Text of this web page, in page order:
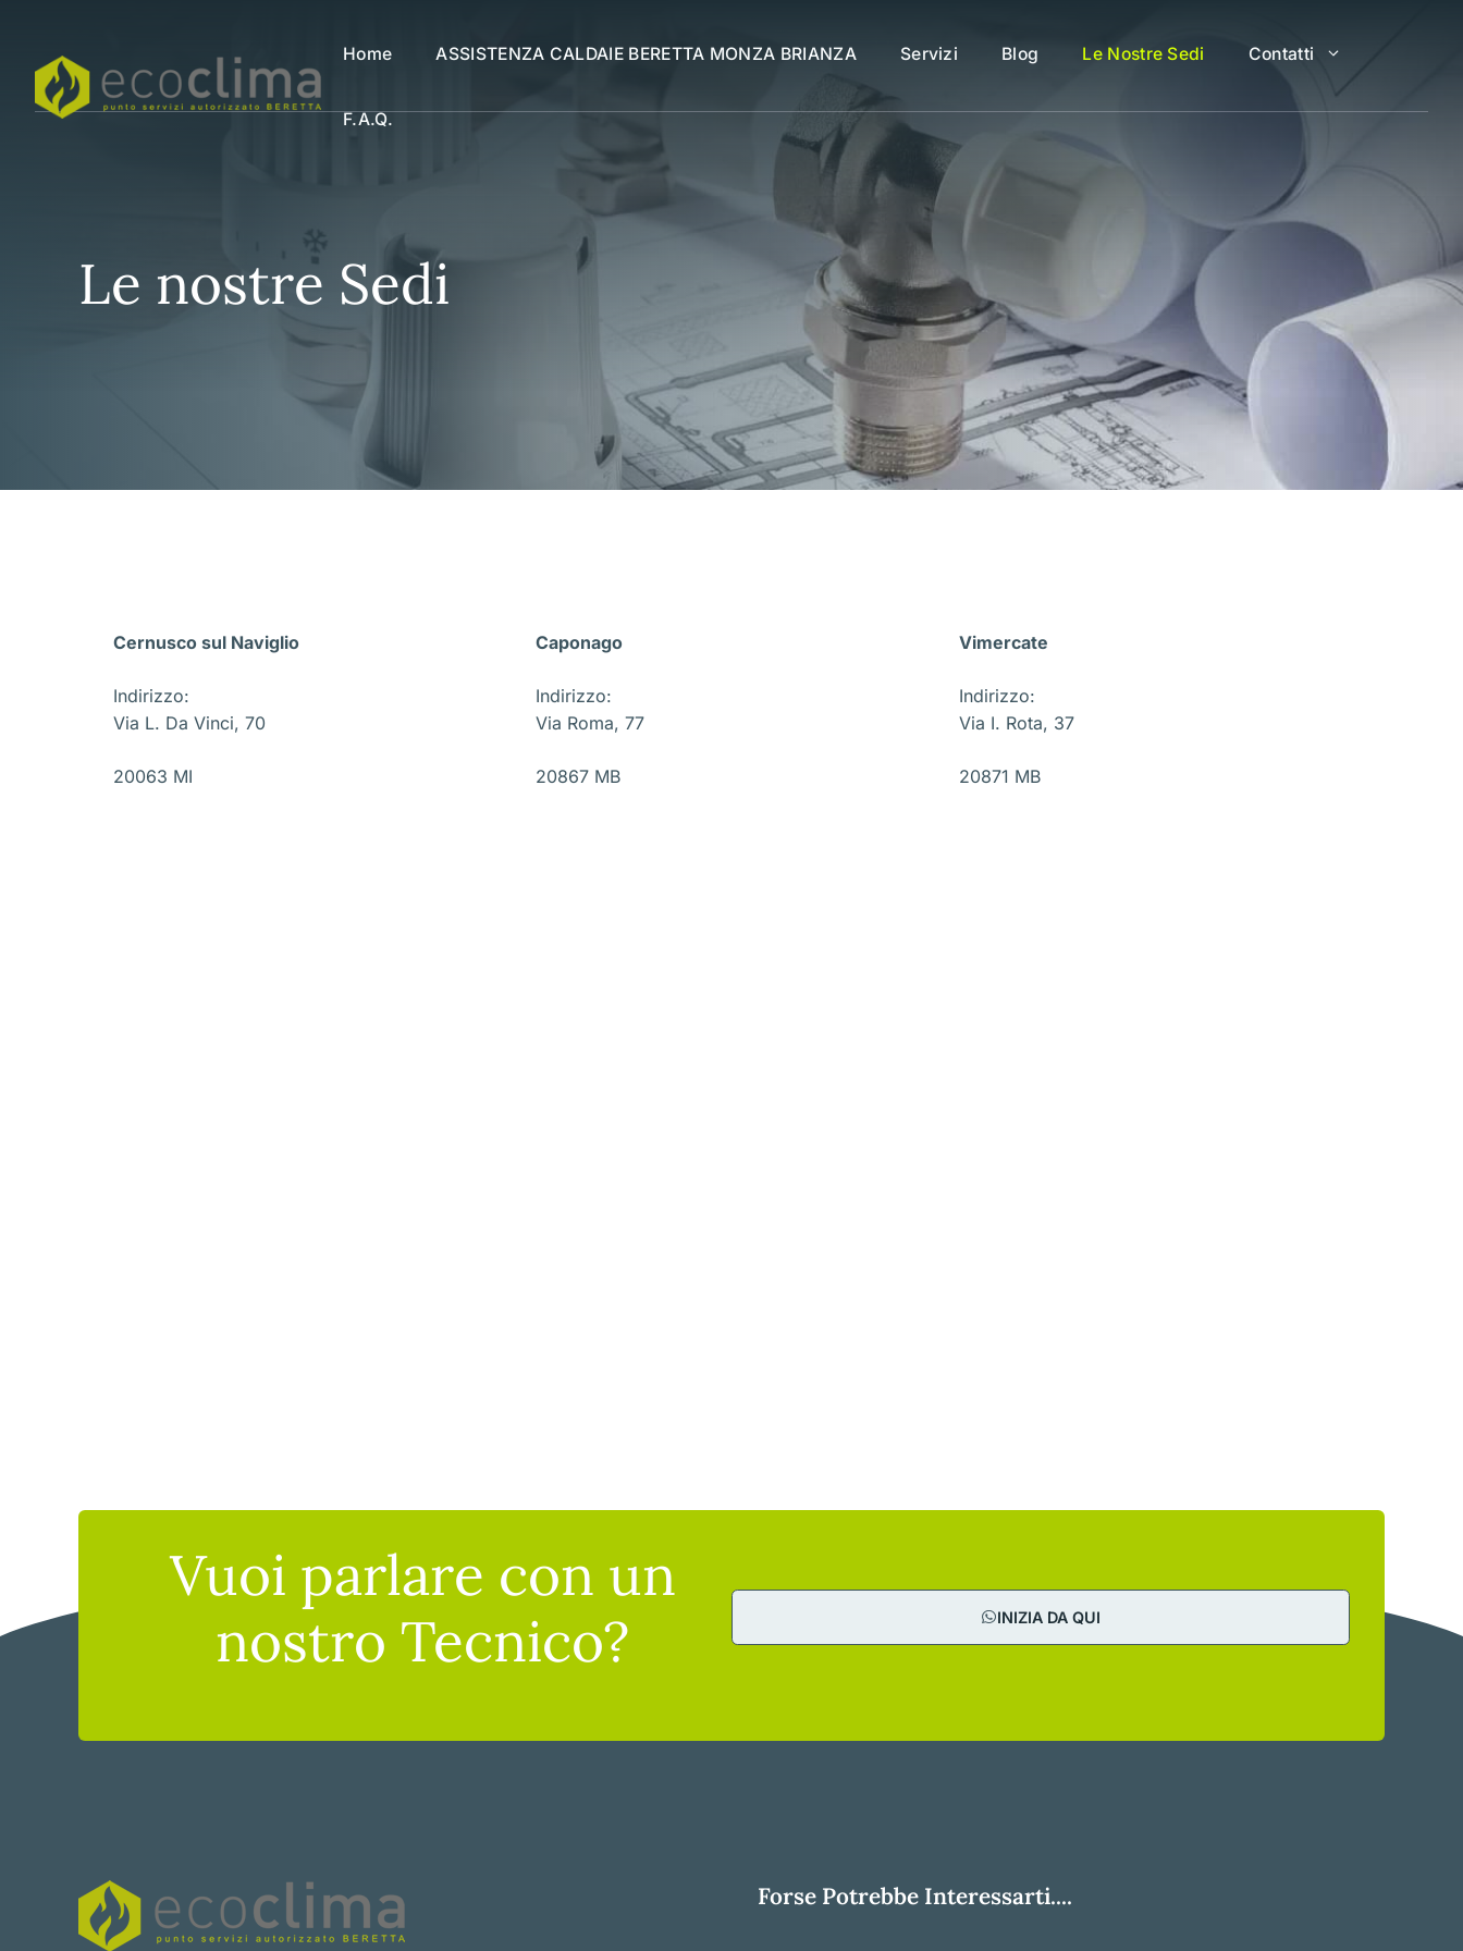
contenuto
Home ASSISTENZA CALDAIE BERETTA MONZA BRIANZA Servizi Blog Le Nostre Sedi Contatti
F.a.q.
Le nostre Sedi
Cernusco sul Naviglio
Indirizzo:
Via L. Da Vinci, 70
20063 MI
Caponago
Indirizzo:
Via Roma, 77
20867 MB
Vimercate
Indirizzo:
Via I. Rota, 37
20871 MB
Vuoi parlare con un
nostro Tecnico?
INIZIA DA QUI
Forse Potrebbe Interessarti....